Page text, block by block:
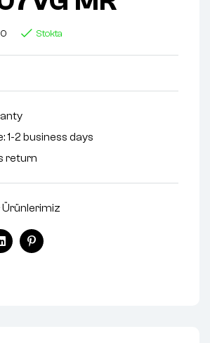
Stokta
1-2 business days
return
Ürünlerimiz
LinkedinPinterest